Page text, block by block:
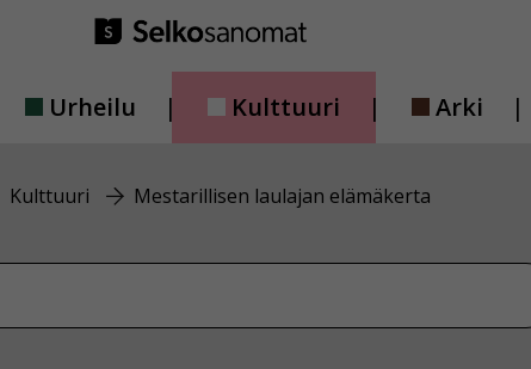
Urheilu Kulttuuri Arki
Kulttuuri Mestarillisen laulajan elämäkerta